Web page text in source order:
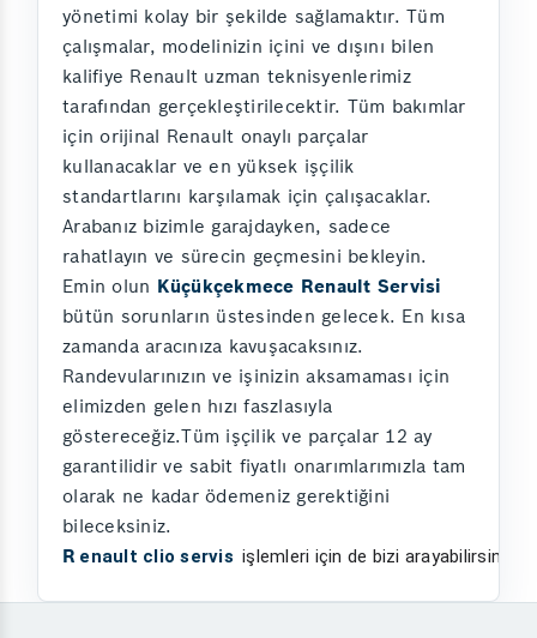
yönetimi kolay bir şekilde sağlamaktır. Tüm
çalışmalar, modelinizin içini ve dışını bilen
kalifiye Renault uzman teknisyenlerimiz
tarafından gerçekleştirilecektir. Tüm bakımlar
için orijinal Renault onaylı parçalar
kullanacaklar ve en yüksek işçilik
standartlarını karşılamak için çalışacaklar.
Arabanız bizimle garajdayken, sadece
rahatlayın ve sürecin geçmesini bekleyin.
Emin olun Küçükçekmece Renault Servisi
bütün sorunların üstesinden gelecek. En kısa
zamanda aracınıza kavuşacaksınız.
Randevularınızın ve işinizin aksamaması için
elimizden gelen hızı faszlasıyla
göstereceğiz.Tüm işçilik ve parçalar 12 ay
garantilidir ve sabit fiyatlı onarımlarımızla tam
olarak ne kadar ödemeniz gerektiğini
bileceksiniz.
R enault clio servis işlemleri için de bizi arayabilirsiniz.